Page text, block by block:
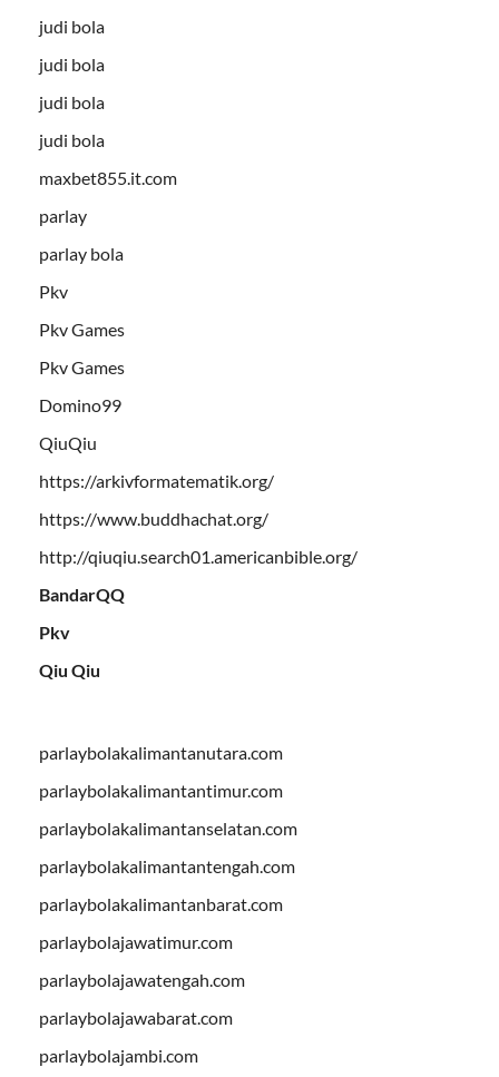
judi bola
judi bola
judi bola
judi bola
maxbet855.it.com
parlay
parlay bola
Pkv
Pkv Games
Pkv Games
Domino99
QiuQiu
https://arkivformatematik.org/
https://www.buddhachat.org/
http://qiuqiu.search01.americanbible.org/
BandarQQ
Pkv
Qiu Qiu
parlaybolakalimantanutara.com
parlaybolakalimantantimur.com
parlaybolakalimantanselatan.com
parlaybolakalimantantengah.com
parlaybolakalimantanbarat.com
parlaybolajawatimur.com
parlaybolajawatengah.com
parlaybolajawabarat.com
parlaybolajambi.com